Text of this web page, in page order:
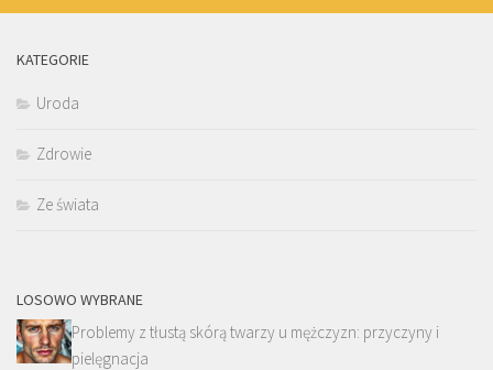
KATEGORIE
Uroda
Zdrowie
Ze świata
LOSOWO WYBRANE
Problemy z tłustą skórą twarzy u mężczyzn: przyczyny i
pielęgnacja